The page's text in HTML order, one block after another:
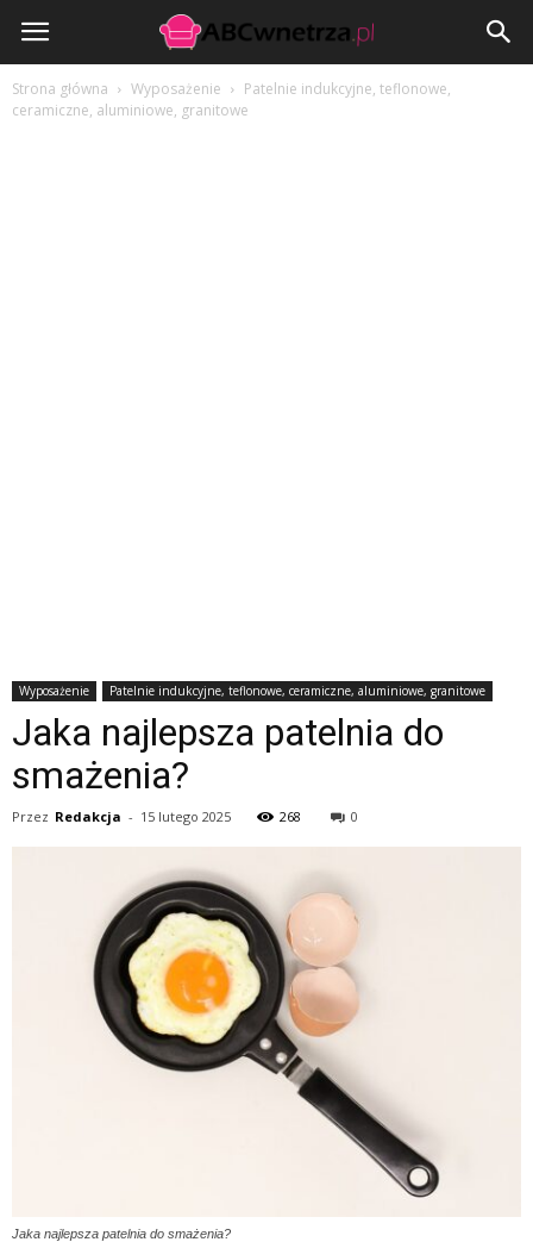
ABCwnetrza.pl
Strona główna Wyposażenie
Patelnie indukcyjne, teflonowe,
ceramiczne, aluminiowe, granitowe
Wyposażenie Patelnie indukcyjne, teflonowe, ceramiczne, aluminiowe, granitowe
Jaka najlepsza patelnia do
smażenia?
Przez Redakcja - 15 lutego 2025 268 0
Jaka najlepsza patelnia do smażenia?